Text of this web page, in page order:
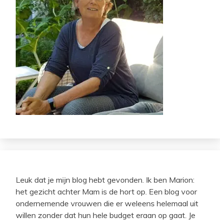
Leuk dat je mijn blog hebt gevonden. Ik ben Marion:
het gezicht achter Mam is de hort op. Een blog voor
ondernemende vrouwen die er weleens helemaal uit
willen zonder dat hun hele budget eraan op gaat. Je